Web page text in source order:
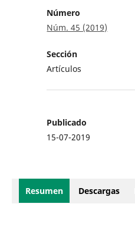
Número
Núm. 45 (2019)
Sección
Artículos
Publicado
15-07-2019
Resumen Descargas